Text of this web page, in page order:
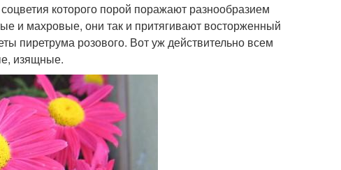
которого порой поражают разнообразием
и махровые, они так и притягивают восторженный
пиретрума розового. Вот уж действительно всем
изящные.